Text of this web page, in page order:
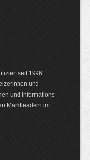
seit 1996
und
und Informations­
Markt­leadern im